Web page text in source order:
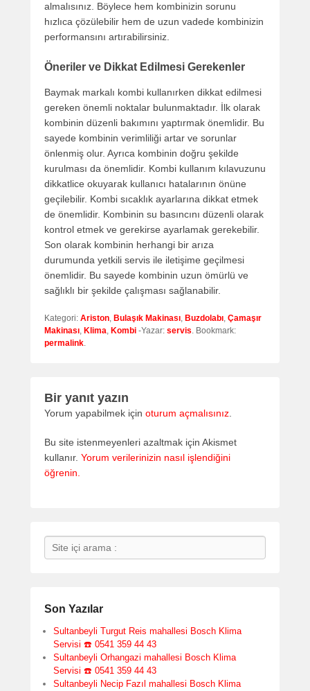
almalısınız. Böylece hem kombinizin sorunu
hızlıca çözülebilir hem de uzun vadede kombinizin
performansını artırabilirsiniz.
Öneriler ve Dikkat Edilmesi Gerekenler
Baymak markalı kombi kullanırken dikkat edilmesi
gereken önemli noktalar bulunmaktadır. İlk olarak
kombinin düzenli bakımını yaptırmak önemlidir. Bu
sayede kombinin verimliliği artar ve sorunlar
önlenmiş olur. Ayrıca kombinin doğru şekilde
kurulması da önemlidir. Kombi kullanım kılavuzunu
dikkatlice okuyarak kullanıcı hatalarının önüne
geçilebilir. Kombi sıcaklık ayarlarına dikkat etmek
de önemlidir. Kombinin su basıncını düzenli olarak
kontrol etmek ve gerekirse ayarlamak gerekebilir.
Son olarak kombinin herhangi bir arıza
durumunda yetkili servis ile iletişime geçilmesi
önemlidir. Bu sayede kombinin uzun ömürlü ve
sağlıklı bir şekilde çalışması sağlanabilir.
Kategori: Ariston, Bulaşık Makinası, Buzdolabı, Çamaşır
Makinası, Klima, Kombi -Yazar: servis. Bookmark:
permalink.
Bir yanıt yazın
Yorum yapabilmek için oturum açmalısınız.
Bu site istenmeyenleri azaltmak için Akismet
kullanır. Yorum verilerinizin nasıl işlendiğini
öğrenin.
Search
Son Yazılar
Sultanbeyli Turgut Reis mahallesi Bosch Klima
Servisi ☎️ 0541 359 44 43
Sultanbeyli Orhangazi mahallesi Bosch Klima
Servisi ☎️ 0541 359 44 43
Sultanbeyli Necip Fazıl mahallesi Bosch Klima